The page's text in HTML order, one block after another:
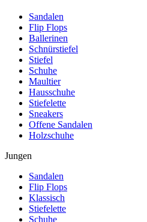
Sandalen
Flip Flops
Ballerinen
Schnürstiefel
Stiefel
Schuhe
Maultier
Hausschuhe
Stiefelette
Sneakers
Offene Sandalen
Holzschuhe
Jungen
Sandalen
Flip Flops
Klassisch
Stiefelette
Schuhe